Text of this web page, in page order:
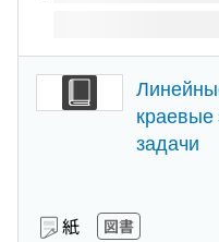
краевые
задачи
紙 図書